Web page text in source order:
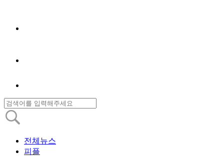
전체뉴스
피플